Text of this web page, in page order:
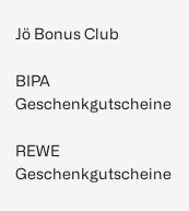
Jö Bonus Club
BIPA
Geschenkgutscheine
REWE
Geschenkgutscheine